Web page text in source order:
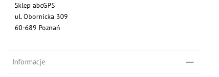
Sklep abcGPS
ul. Obornicka 309
60-689 Poznań
Informacje